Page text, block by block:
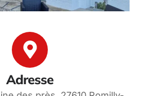
Adresse